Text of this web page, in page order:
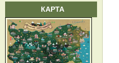
КАРТА